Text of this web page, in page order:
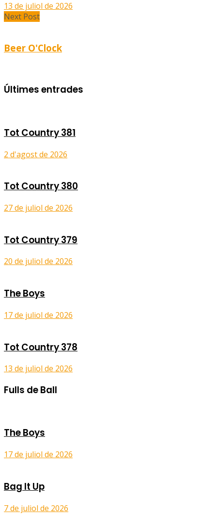
13 de juliol de 2026
Next Post
Beer O'Clock
Últimes entrades
Tot Country 381
2 d'agost de 2026
Tot Country 380
27 de juliol de 2026
Tot Country 379
20 de juliol de 2026
The Boys
17 de juliol de 2026
Tot Country 378
13 de juliol de 2026
Fulls de Ball
The Boys
17 de juliol de 2026
Bag It Up
7 de juliol de 2026